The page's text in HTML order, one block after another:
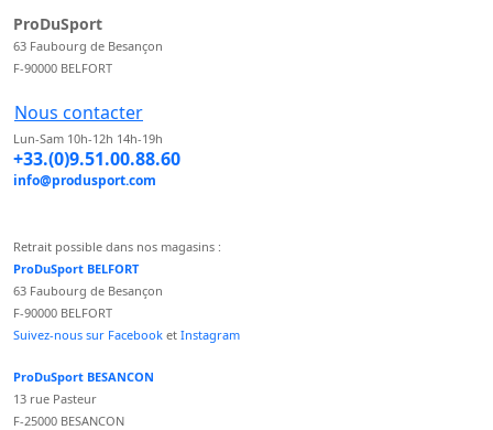
ProDuSport
63 Faubourg de Besançon
F-90000 BELFORT
Nous contacter
Lun-Sam 10h-12h 14h-19h
+33.(0)9.51.00.88.60
info@produsport.com
Retrait possible dans nos magasins :
ProDuSport BELFORT
63 Faubourg de Besançon
F-90000 BELFORT
Suivez-nous sur Facebook et Instagram
ProDuSport BESANCON
13 rue Pasteur
F-25000 BESANCON